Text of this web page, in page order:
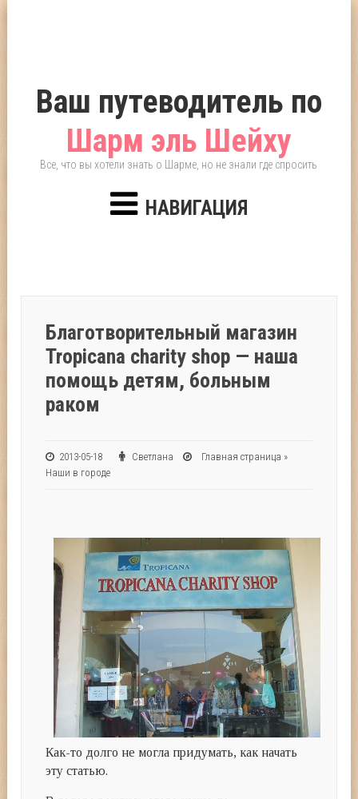
Ваш путеводитель по
Шарм эль Шейху
Все, что вы хотели знать о Шарме, но не знали где спросить
НАВИГАЦИЯ
Благотворительный магазин
Tropicana charity shop — наша
помощь детям, больным
раком
2013-05-18 Светлана Главная страница »
Наши в городе
Как-то долго не могла придумать, как начать
эту статью.